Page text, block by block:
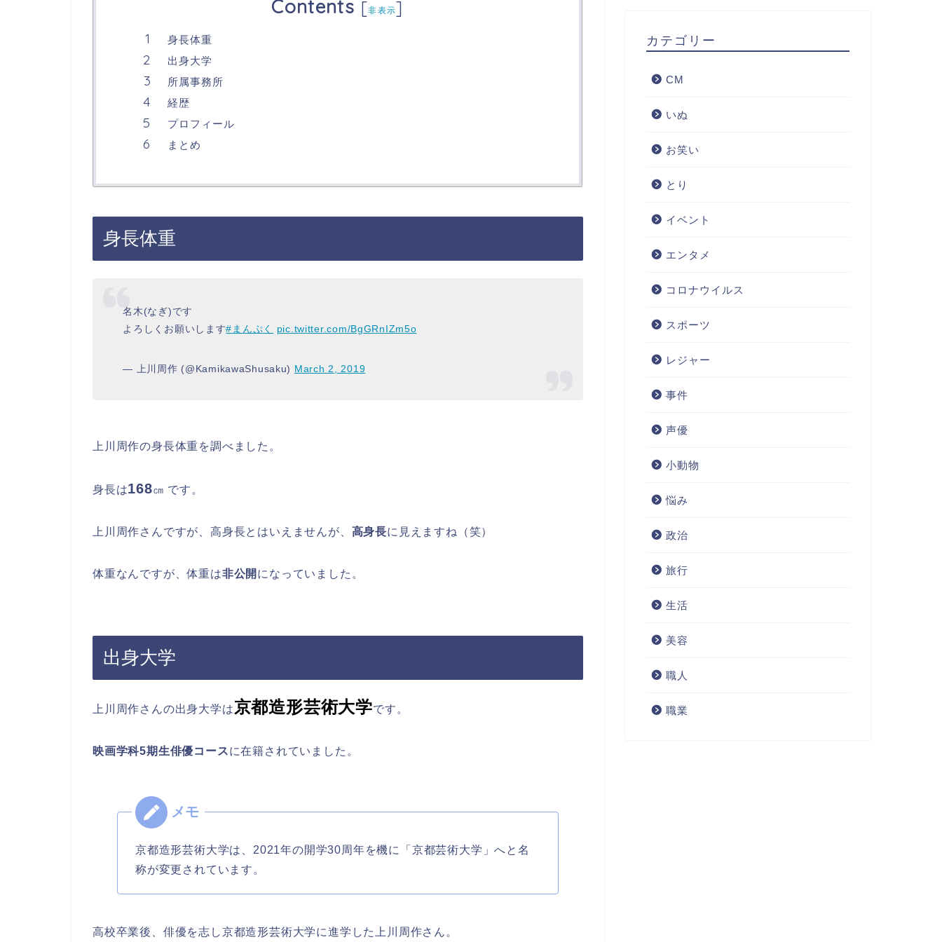
Contents [非表示]
身長体重
出身大学
所属事務所
経歴
プロフィール
まとめ
身長体重
名木(なぎ)です
よろしくお願いします#まんぷく pic.twitter.com/BgGRnIZm5o
— 上川周作 (@KamikawaShusaku) March 2, 2019
上川周作の身長体重を調べました。
身長は168㎝ です。
上川周作さんですが、高身長とはいえませんが、 高身長に見えますね（笑）
体重なんですが、体重は非公開 になっていました。
出身大学
上川周作さんの出身大学は京都造形芸術大学です。
映画学科5期生俳優コースに在籍されていました。
京都造形芸術大学は、2021年の開学30周年を機に「京都芸術大学」へと名
称が変更されています。
高校卒業後、俳優を志し京都造形芸術大学に進学した上川周作さん。
カテゴリー
CM
いぬ
お笑い
とり
イベント
エンタメ
コロナウイルス
スポーツ
レジャー
事件
声優
小動物
悩み
政治
旅行
生活
美容
職人
職業